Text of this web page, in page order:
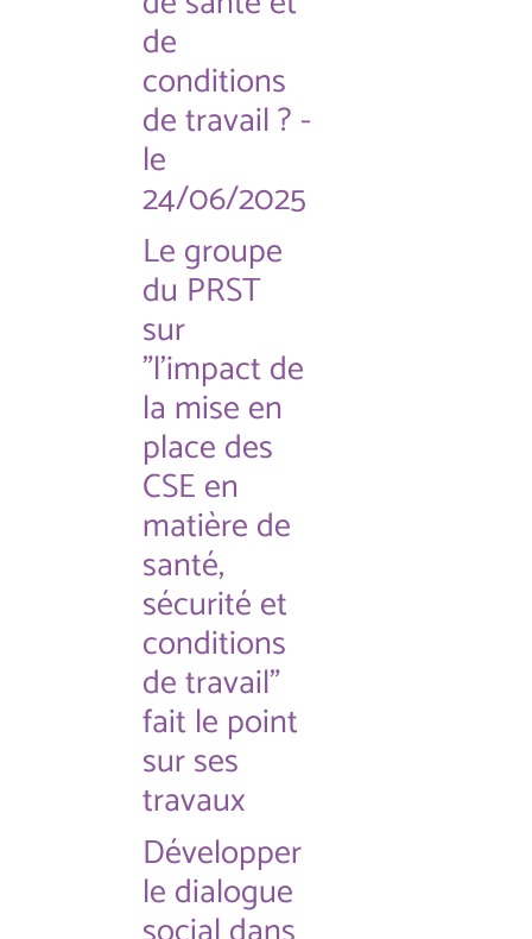
de
conditions
de travail ? -
le
24/06/2025
Le groupe
du PRST
sur
"l'impact de
la mise en
place des
CSE en
matière de
santé,
sécurité et
conditions
de travail"
fait le point
sur ses
travaux
Développer
le dialogue